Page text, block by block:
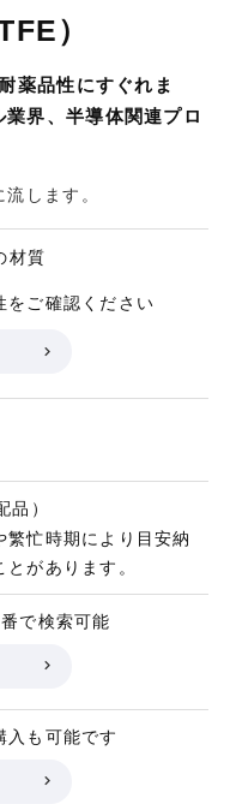
）
薬品性にすぐれま
界、半導体関連プロ
します。
材質
をご確認ください
品）
繁忙時期により目安納
があります。
で検索可能
入も可能です